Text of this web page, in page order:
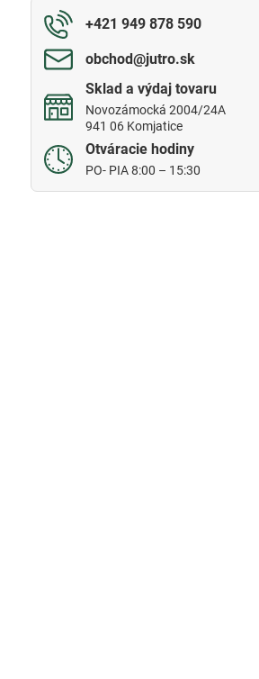
+421 949 878 590
obchod​@jutro​.sk
Sklad a výdaj tovaru
Novozámocká 2004/24A
941 06 Komjatice
Otváracie hodiny
PO- PIA 8:00 – 15:30